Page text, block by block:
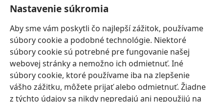
Nastavenie súkromia
Aby sme vám poskytli čo najlepší zážitok, používame
súbory cookie a podobné technológie. Niektoré
súbory cookie sú potrebné pre fungovanie našej
webovej stránky a nemožno ich odmietnuť. Iné
súbory cookie, ktoré používame iba na zlepšenie
vášho zážitku, môžete prijať alebo odmietnuť. Žiadne
z týchto údajov sa nikdy nepredajú ani nepoužijú na
(otvorí
nové
okno)
INTERNETOVÁ KNIŽNICA Strážnej veže
(otvorí
nové
okno)JW Hub ®
(otvorí
nové
okno)JW Library
Watchtower Library